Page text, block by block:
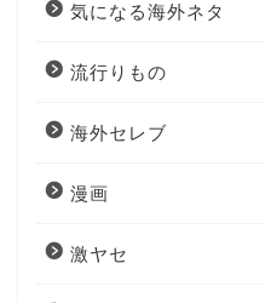
気になる海外ネタ
流行りもの
海外セレブ
漫画
激ヤセ